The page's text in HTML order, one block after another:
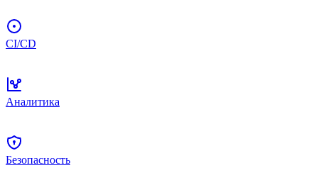
CI/CD
Аналитика
Безопасность